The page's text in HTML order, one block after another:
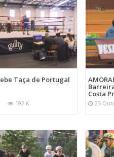
Taça de Portugal
192 K
Costa
25